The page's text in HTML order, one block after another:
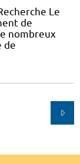
Le
de
nombreux
de